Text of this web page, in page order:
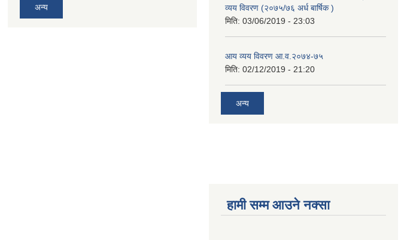
अन्य
व्यय विवरण (२०७५/७६ अर्ध बार्षिक )
मिति: 03/06/2019 - 23:03
आय व्यय विवरण आ.व.२०७४-७५
मिति: 02/12/2019 - 21:20
अन्य
हामी सम्म आउने नक्सा